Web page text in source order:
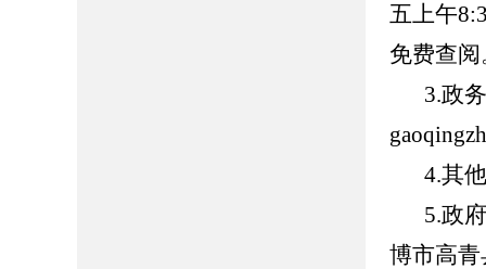
五上午
免费查阅
3.政
4.其
5.政
博市高